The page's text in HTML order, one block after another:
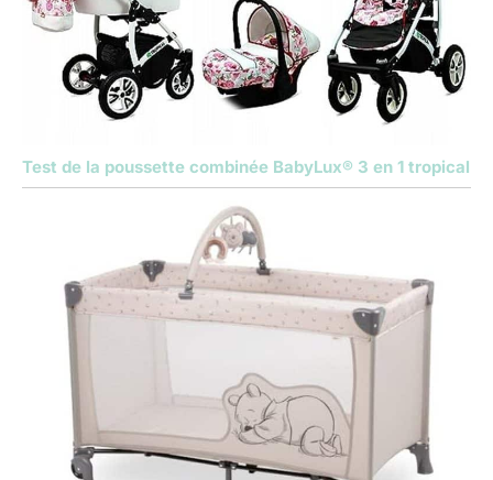
Test de la poussette combinée BabyLux® 3 en 1 tropical